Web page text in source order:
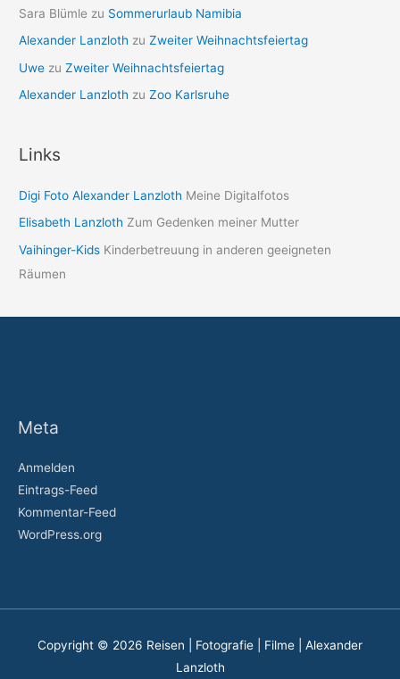
Sara Blümle zu Sommerurlaub Namibia
Alexander Lanzloth zuZweiter Weihnachtsfeiertag
Uwe zuZweiter Weihnachtsfeiertag
Alexander Lanzloth zuZoo Karlsruhe
Links
Digi Foto Alexander Lanzloth Meine Digitalfotos
Elisabeth Lanzloth Zum Gedenken meiner Mutter
Vaihinger-Kids Kinderbetreuung in anderen geeigneten
Räumen
Meta
Anmelden
Eintrags-Feed
Kommentar-Feed
WordPress.org
Copyright © 2026 Reisen | Fotografie | Filme | Alexander
Lanzloth